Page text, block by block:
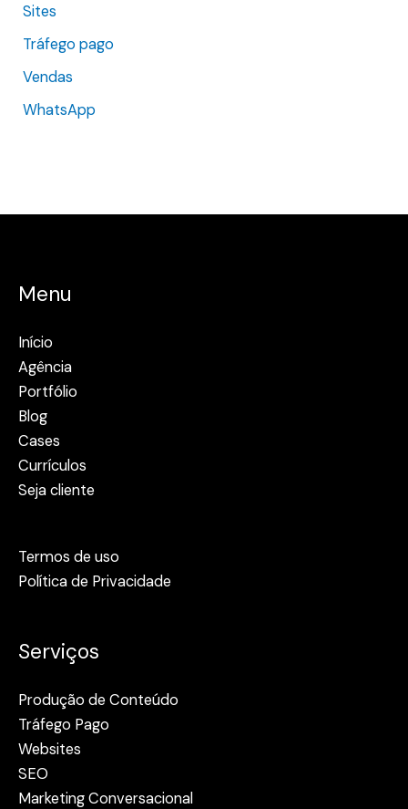
Sites
Tráfego pago
Vendas
WhatsApp
Menu
Início
Agência
Portfólio
Blog
Cases
Currículos
Seja cliente
Termos de uso
Política de Privacidade
Serviços
Produção de Conteúdo
Tráfego Pago
Websites
SEO
Marketing Conversacional